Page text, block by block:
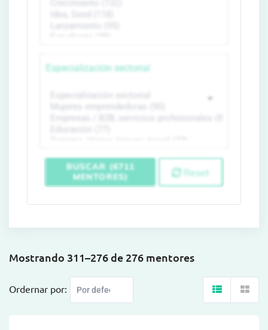
Especialización sectorial
BUSCAR (6711
MENTORES)
Reset
Mostrando 311–276 de 276 mentores
Ordernar por: